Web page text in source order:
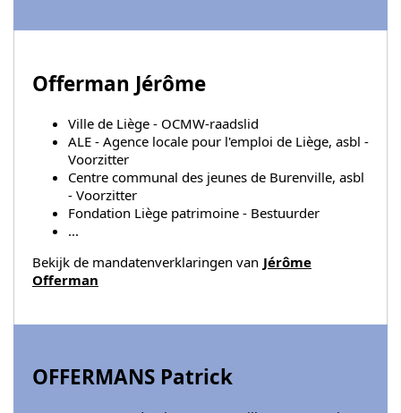
Offerman Jérôme
Ville de Liège - OCMW-raadslid
ALE - Agence locale pour l'emploi de Liège, asbl -
Voorzitter
Centre communal des jeunes de Burenville, asbl
- Voorzitter
Fondation Liège patrimoine - Bestuurder
...
Bekijk de mandatenverklaringen van Jérôme
Offerman
OFFERMANS Patrick